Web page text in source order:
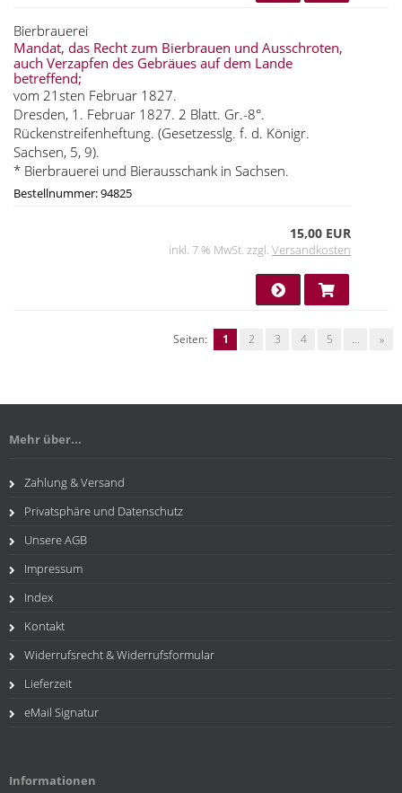
Bierbrauerei
Mandat, das Recht zum Bierbrauen und Ausschroten,
auch Verzapfen des Gebräues auf dem Lande
betreffend;
vom 21sten Februar 1827.
Dresden, 1. Februar 1827. 2 Blatt. Gr.-8°.
Rückenstreifenheftung. (Gesetzesslg. f. d. Königr.
Sachsen, 5, 9).
* Bierbrauerei und Bierausschank in Sachsen.
Bestellnummer: 94825
15,00 EUR
inkl. 7 % MwSt. zzgl.Versandkosten
Seiten: 1 2 3 4 5 ... »
Mehr über...
Zahlung & Versand
Privatsphäre und Datenschutz
Unsere AGB
Impressum
Index
Kontakt
Widerrufsrecht & Widerrufsformular
Lieferzeit
eMail Signatur
Informationen